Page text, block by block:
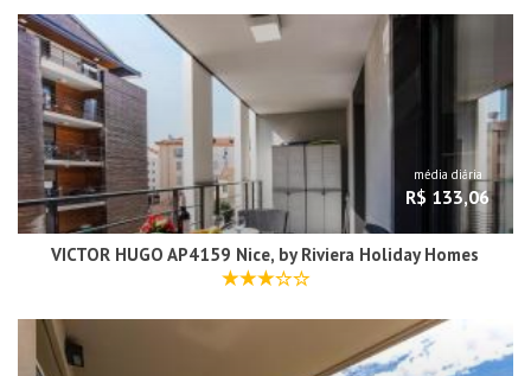
média diária
R$ 133,06
VICTOR HUGO AP4159 Nice, by Riviera Holiday Homes